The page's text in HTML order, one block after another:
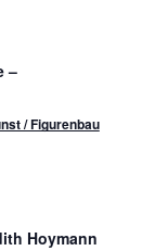
–
/ Figurenbau
Hoymann